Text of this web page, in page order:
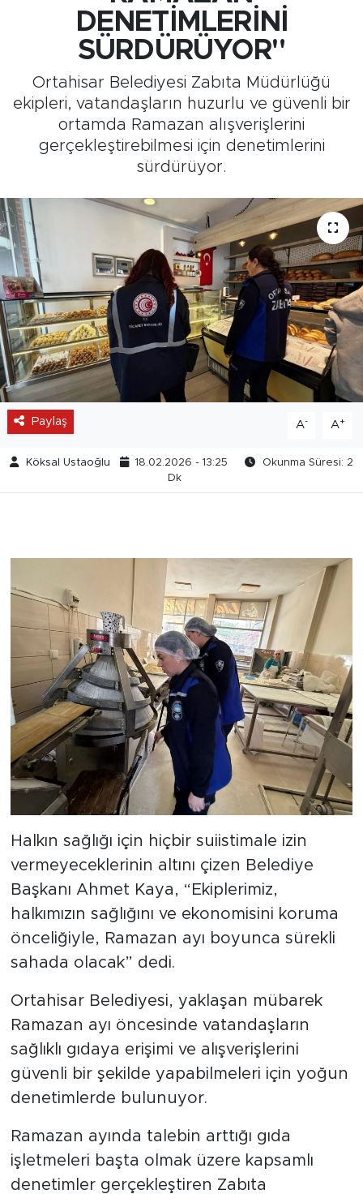
DENETİMLERİNİ
SÜRDÜRÜYOR"
Ortahisar Belediyesi Zabıta Müdürlüğü
ekipleri, vatandaşların huzurlu ve güvenli bir
ortamda Ramazan alışverişlerini
gerçekleştirebilmesi için denetimlerini
sürdürüyor.
Paylaş A- A+
Köksal Ustaoğlu 18.02.2026 - 13:25
Okunma Süresi: 2
Dk
Halkın sağlığı için hiçbir suiistimale izin
vermeyeceklerinin altını çizen Belediye
Başkanı Ahmet Kaya, “Ekiplerimiz,
halkımızın sağlığını ve ekonomisini koruma
önceliğiyle, Ramazan ayı boyunca sürekli
sahada olacak” dedi.
Ortahisar Belediyesi, yaklaşan mübarek
Ramazan ayı öncesinde vatandaşların
sağlıklı gıdaya erişimi ve alışverişlerini
güvenli bir şekilde yapabilmeleri için yoğun
denetimlerde bulunuyor.
Ramazan ayında talebin arttığı gıda
işletmeleri başta olmak üzere kapsamlı
denetimler gerçekleştiren Zabıta
Medya
Siyaset
Teknoloji
Köşe Yazarları
Manşet
Ulusal Son Dakika Haberleri